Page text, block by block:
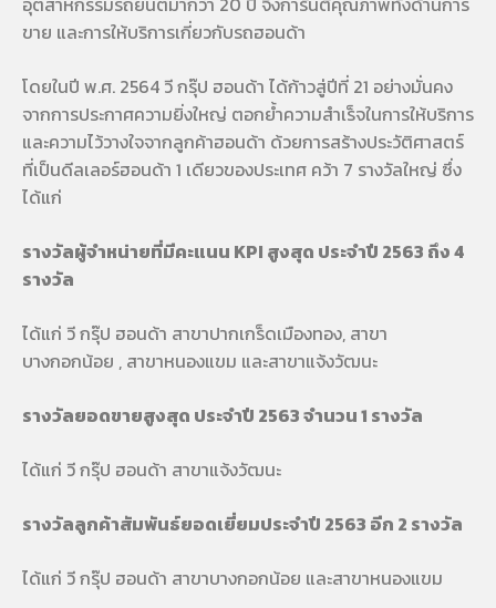
ขาย และการให้บริการเกี่ยวกับรถฮอนด้า
โดยในปี พ.ศ. 2564 วี กรุ๊ป ฮอนด้า ได้ก้าวสู่ปีที่ 21 อย่างมั่นคง
จากการประกาศความยิ่งใหญ่ ตอกย้ำความสำเร็จในการให้บริการ
และความไว้วางใจจากลูกค้าฮอนด้า ด้วยการสร้างประวัติศาสตร์
ที่เป็นดีลเลอร์ฮอนด้า 1 เดียวของประเทศ คว้า 7 รางวัลใหญ่ ซึ่ง
ได้แก่
รางวัลผู้จำหน่ายที่มีคะแนน KPI สูงสุด ประจำปี 2563 ถึง 4
รางวัล
ได้แก่ วี กรุ๊ป ฮอนด้า สาขาปากเกร็ดเมืองทอง, สาขา
บางกอกน้อย , สาขาหนองแขม และสาขาแจ้งวัฒนะ
รางวัลยอดขายสูงสุด ประจำปี 2563 จำนวน 1 รางวัล
ได้แก่ วี กรุ๊ป ฮอนด้า สาขาแจ้งวัฒนะ
รางวัลลูกค้าสัมพันธ์ยอดเยี่ยมประจำปี 2563 อีก 2 รางวัล
ได้แก่ วี กรุ๊ป ฮอนด้า สาขาบางกอกน้อย และสาขาหนองแขม